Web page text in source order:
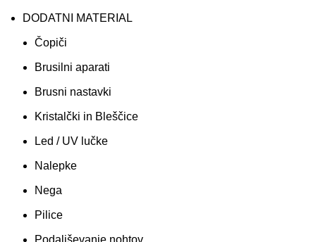
DODATNI MATERIAL
Čopiči
Brusilni aparati
Brusni nastavki
Kristalčki in Bleščice
Led / UV lučke
Nalepke
Nega
Pilice
Podaljševanje nohtov